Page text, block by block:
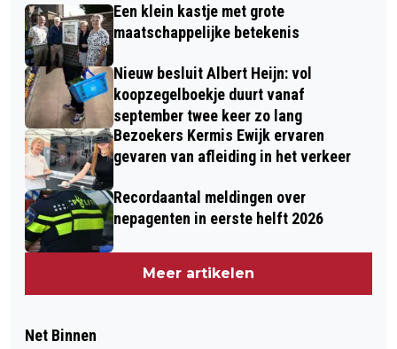
Een klein kastje met grote
maatschappelijke betekenis
Nieuw besluit Albert Heijn: vol
koopzegelboekje duurt vanaf
september twee keer zo lang
Bezoekers Kermis Ewijk ervaren
gevaren van afleiding in het verkeer
Recordaantal meldingen over
nepagenten in eerste helft 2026
Meer artikelen
Net Binnen